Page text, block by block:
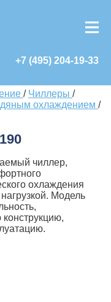
+7 (495) 204-19-33
/ Чиллеры /
охлаждением /
чиллер,
охлаждения
Модель